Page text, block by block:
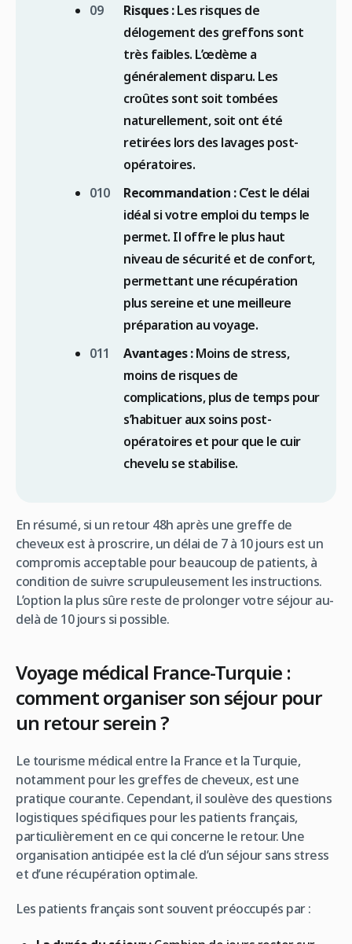
Risques :Les risques de
délogement des greffons sont
très faibles. L’œdème a
généralement disparu. Les
croûtes sont soit tombées
naturellement, soit ont été
retirées lors des lavages post-
opératoires.
Recommandation :C’est le délai
idéal si votre emploi du temps le
permet. Il offre le plus haut
niveau de sécurité et de confort,
permettant une récupération
plus sereine et une meilleure
préparation au voyage.
Avantages :Moins de stress,
moins de risques de
complications, plus de temps pour
s’habituer aux soins post-
opératoires et pour que le cuir
chevelu se stabilise.
En résumé, si un retour 48h après une greffe de
cheveux est à proscrire, un délai de 7 à 10 jours est un
compromis acceptable pour beaucoup de patients, à
condition de suivre scrupuleusement les instructions.
L’option la plus sûre reste de prolonger votre séjour au-
delà de 10 jours si possible.
Voyage médical France-Turquie :
comment organiser son séjour pour
un retour serein ?
Le tourisme médical entre la France et la Turquie,
notamment pour les greffes de cheveux, est une
pratique courante. Cependant, il soulève des questions
logistiques spécifiques pour les patients français,
particulièrement en ce qui concerne le retour. Une
organisation anticipée est la clé d’un séjour sans stress
et d’une récupération optimale.
Les patients français sont souvent préoccupés par :